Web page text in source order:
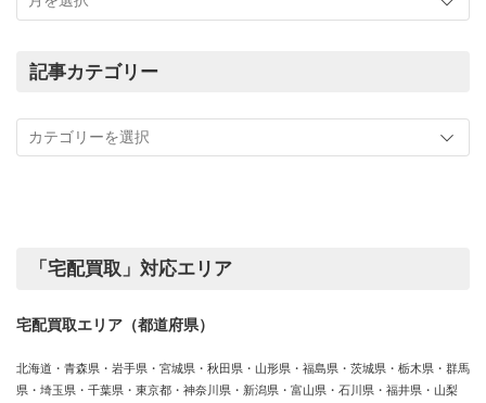
ま
の
績
記事カテゴリー
カ
「宅配買取」対応エリア
宅配買取エリア（都道府県）
北海道・青森県・岩手県・宮城県・秋田県・山形県・福島県・茨城県・栃木県・群馬
県・埼玉県・千葉県・東京都・神奈川県・新潟県・富山県・石川県・福井県・山梨